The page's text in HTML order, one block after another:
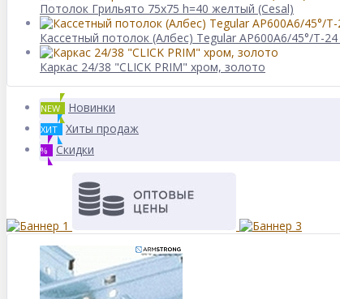
Потолок Грильято 75x75 h=40 желтый (Cesal)
Кассетный потолок (Албес) Tegular AP600A6/45°/Т-
Каркас 24/38 "CLICK PRIM" хром, золото
NEW Новинки
ХИТ Хиты продаж
% Скидки